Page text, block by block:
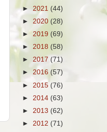
► 2021 (44)
► 2020 (28)
► 2019 (69)
► 2018 (58)
► 2017 (71)
► 2016 (57)
► 2015 (76)
► 2014 (63)
► 2013 (62)
► 2012 (71)